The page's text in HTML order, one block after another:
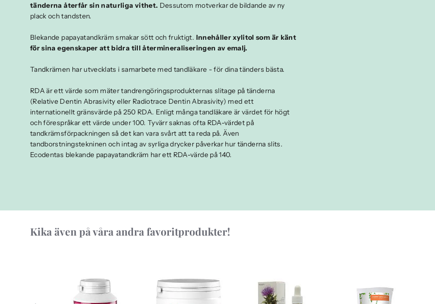
tänderna återfår sin naturliga vithet. Dessutom motverkar de bildande av ny
plack och tandsten.
Blekande papayatandkräm smakar sött och fruktigt. Innehåller xylitol som är känt
för sina egenskaper att bidra till återmineraliseringen av emalj.
Tandkrämen har utvecklats i samarbete med tandläkare - för dina tänders bästa.
RDA är ett värde som mäter tandrengöringsprodukternas slitage på tänderna
(Relative Dentin Abrasivity eller Radiotrace Dentin Abrasivity) med ett
internationellt gränsvärde på 250 RDA. Enligt många tandläkare är värdet för högt
och förespråkar ett värde under 100. Tyvärr saknas ofta RDA-värdet på
tandkrämsförpackningen så det kan vara svårt att ta reda på. Även
tandborstningstekninen och intag av syrliga drycker påverkar hur tänderna slits.
Ecodentas blekande papayatandkräm har ett RDA-värde på 140.
Slideshow
Kika även på våra andra favoritprodukter!